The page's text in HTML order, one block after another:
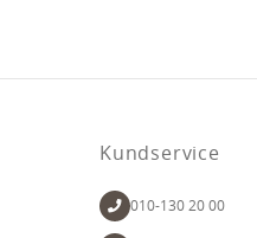
Kundservice
010-130 20 00